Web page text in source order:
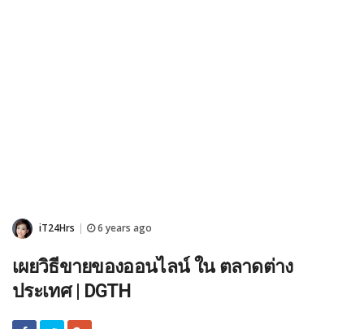
iT24Hrs 6 years ago
เผยวิธีขายของออนไลน์ ใน ตลาดต่าง
ประเทศ | DGTH